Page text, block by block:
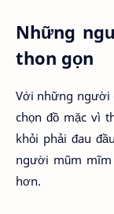
Những
thon gọn
Với những người
chọn đồ mặc vì
khỏi phải đau
người mũm
hơn.